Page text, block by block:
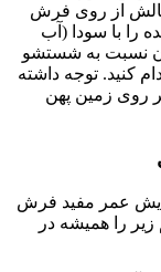
از روی فرش
را با سودا (آب
نسبت به شستشو
کنید. توجه داشته
روی زمین پهن
عمر مفید فرش
را همیشه در